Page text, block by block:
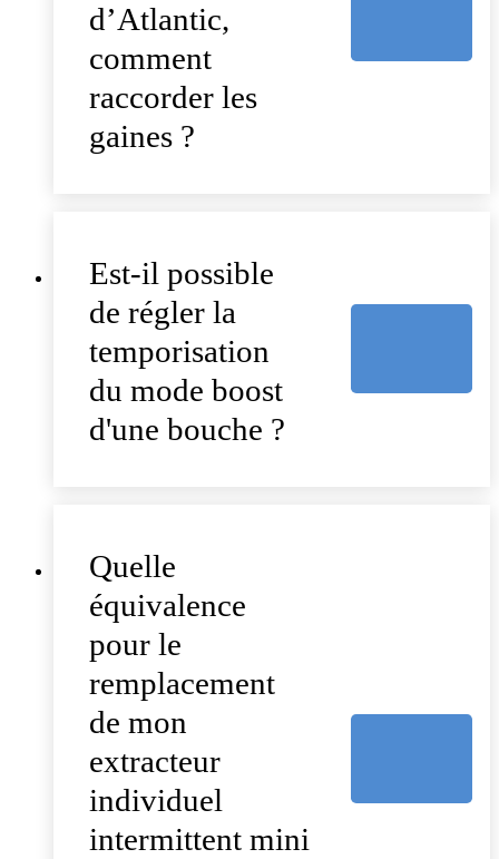
d’Atlantic,
comment
raccorder les
gaines ?
Est-il possible
de régler la
temporisation
du mode boost
d'une bouche ?
Quelle
équivalence
pour le
remplacement
de mon
extracteur
individuel
intermittent mini